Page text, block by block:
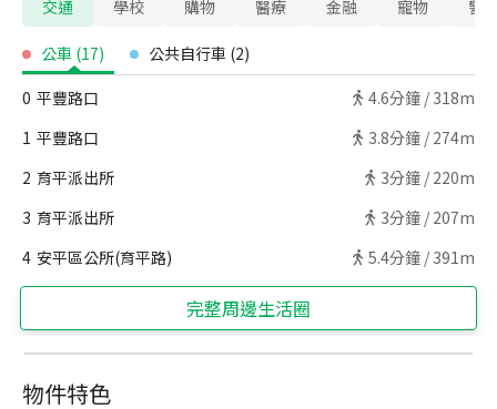
物件特色
交通 學校 購物 醫療 金融 寵物 警
公車 (17) 公共自行車 (2)
0 平豐路口 4.6分鐘 / 318m
1 平豐路口 3.8分鐘 / 274m
2 育平派出所 3分鐘 / 220m
3 育平派出所 3分鐘 / 207m
4 安平區公所(育平路) 5.4分鐘 / 391m
完整周邊生活圈